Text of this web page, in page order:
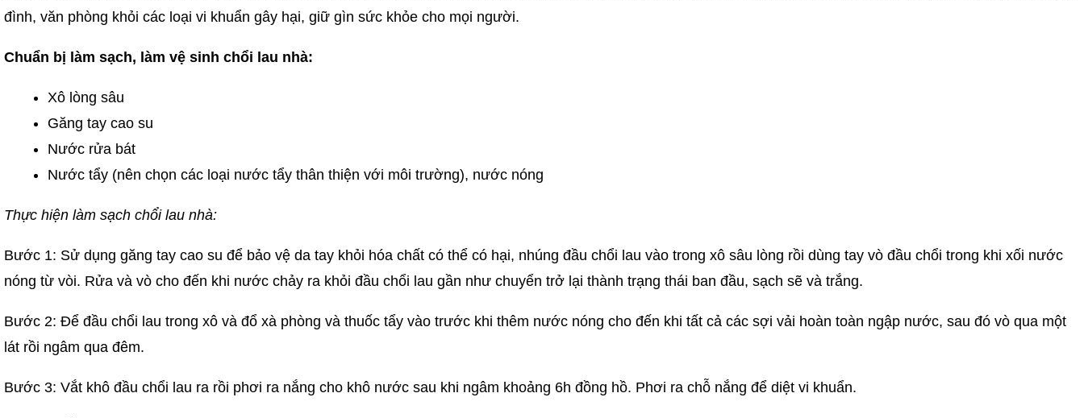
đình, văn phòng khỏi các loại vi khuẩn gây hại, giữ gìn sức khỏe cho mọi người.
Chuẩn bị làm sạch, làm vệ sinh chổi lau nhà:
Xô lòng sâu
Găng tay cao su
Nước rửa bát
Nước tẩy (nên chọn các loại nước tẩy thân thiện với môi trường), nước nóng
Thực hiện làm sạch chổi lau nhà:
Bước 1: Sử dụng găng tay cao su để bảo vệ da tay khỏi hóa chất có thể có hại, nhúng đầu chổi lau vào trong xô sâu lòng rồi dùng tay vò đầu chổi trong khi xối nước
nóng từ vòi. Rửa và vò cho đến khi nước chảy ra khỏi đầu chổi lau gần như chuyển trở lại thành trạng thái ban đầu, sạch sẽ và trắng.
Bước 2: Để đầu chổi lau trong xô và đổ xà phòng và thuốc tẩy vào trước khi thêm nước nóng cho đến khi tất cả các sợi vải hoàn toàn ngập nước, sau đó vò qua một
lát rồi ngâm qua đêm.
Bước 3: Vắt khô đầu chổi lau ra rồi phơi ra nắng cho khô nước sau khi ngâm khoảng 6h đồng hồ. Phơi ra chỗ nắng để diệt vi khuẩn.